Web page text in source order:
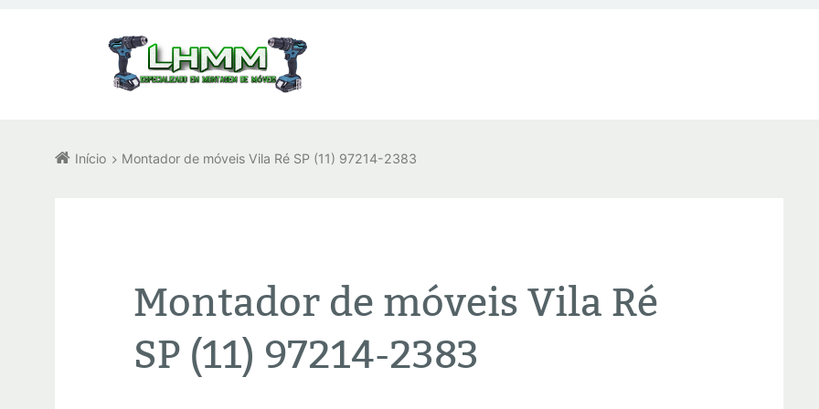
Início Montador de móveis Vila Ré SP (11) 97214-2383
Montador de móveis Vila Ré
SP (11) 97214-2383